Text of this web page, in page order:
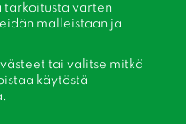
tarkoitusta varten
malleistaan ​​ja
tai valitse mitkä
käytöstä